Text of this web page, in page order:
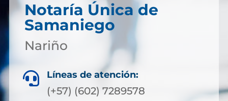
Notaría Única de
Samaniego
Nariño
 Líneas de atención:
(+57) (602) 7289578